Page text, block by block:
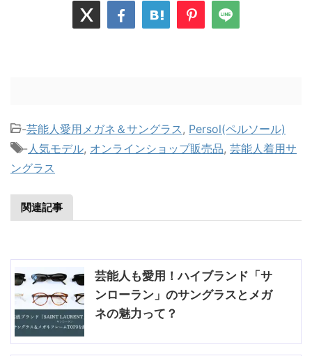
-芸能人愛用メガネ＆サングラス , Persol(ペルソール)
- 人気モデル, オンラインショップ販売品, 芸能人着用サ
ングラス
関連記事
芸能人も愛用！ハイブランド「サ
ンローラン」のサングラスとメガ
ネの魅力って？